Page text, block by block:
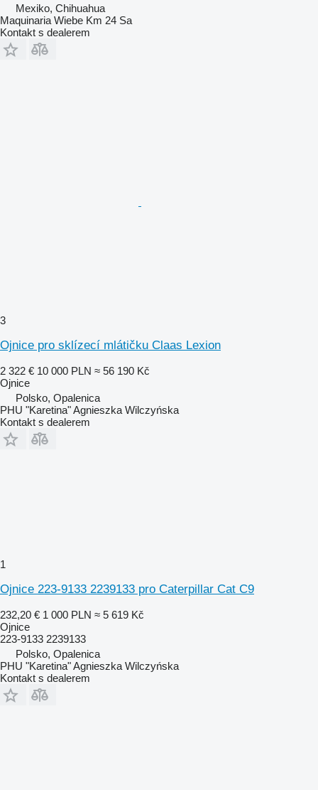
Mexiko, Chihuahua
Maquinaria Wiebe Km 24 Sa
Kontakt s dealerem
3
Ojnice pro sklízecí mlátičku Claas Lexion
2 322 € 10 000 PLN ≈ 56 190 Kč
Ojnice
Polsko, Opalenica
PHU "Karetina" Agnieszka Wilczyńska
Kontakt s dealerem
1
Ojnice 223-9133 2239133 pro Caterpillar Cat C9
232,20 € 1 000 PLN ≈ 5 619 Kč
Ojnice
223-9133 2239133
Polsko, Opalenica
PHU "Karetina" Agnieszka Wilczyńska
Kontakt s dealerem